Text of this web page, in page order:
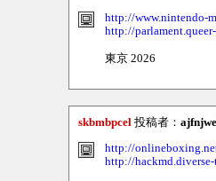
http://www.nintendo-
http://
東京 2026
skbmbpcel 投稿者：
http://
http://